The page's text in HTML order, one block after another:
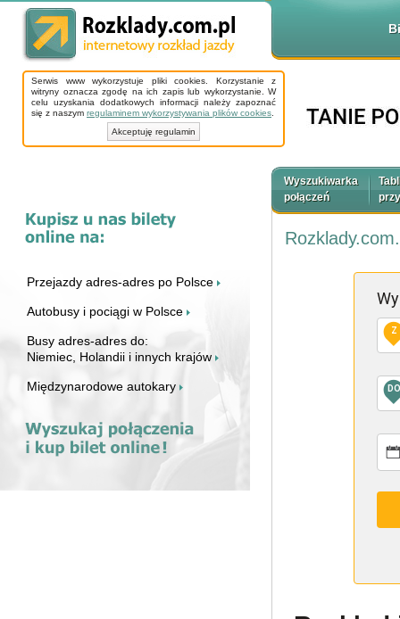
Serwis www wykorzystuje pliki cookies. Korzystanie z
witryny oznacza zgodę na ich zapis lub wykorzystanie. W
celu uzyskania dodatkowych informacji należy zapoznać
się z naszym regulaminem wykorzystywania plików cookies
Akceptuję regulamin
Przejazdy adres-adres po Polsce
Autobusy i pociągi w Polsce
Busy adres-adres do:
Niemiec, Holandii i innych krajów
Międzynarodowe autokary
Wyszukiwarka
połączeń
Z
DO